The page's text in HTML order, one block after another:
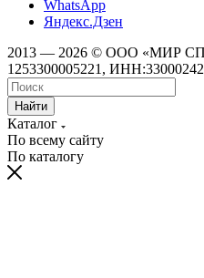
WhatsApp
Яндекс.Дзен
2013 — 2026 © ООО «МИР
1253300005221,
Найти
Каталог
По всему сайту
По каталогу